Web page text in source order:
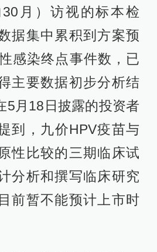
月）访视的标本检
据集中累积到方案预
感染终点事件数，已
主要数据初步分析结
5月18日披露的投资者
到，九价HPV疫苗与
性比较的三期临床试
分析和撰写临床研究
前暂不能预计上市时